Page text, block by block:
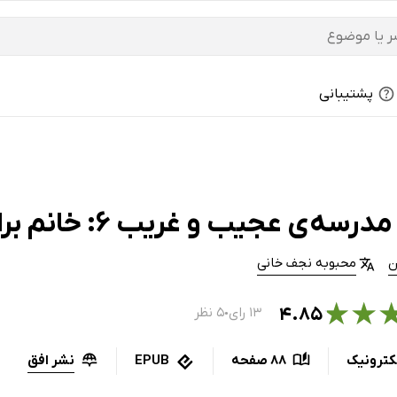
پشتیبانی
عجیب و غریب 6: خانم براشت، مربی بهداشت
محبوبه نجف خانی
★
★۴.۸۵ ۱۳ رای ●۵ نظر
88 صفحه EPUB نشر افق